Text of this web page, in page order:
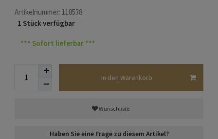
Artikelnummer: 118538
1 Stück verfügbar
*** Sofort lieferbar ***
In den Warenkorb
Wunschliste
Haben Sie eine Frage zu diesem Artikel?